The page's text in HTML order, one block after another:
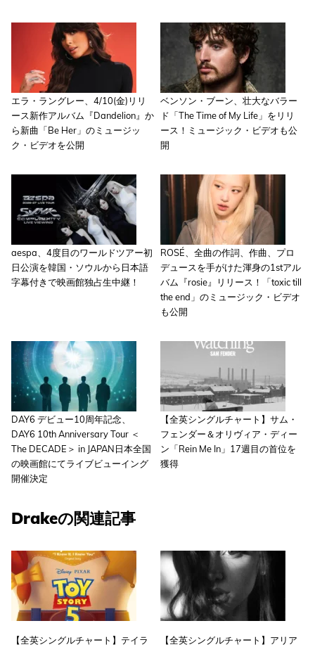
エラ・ラングレー、4/10(金)リリ
ース新作アルバム『Dandelion』か
ら新曲「Be Her」のミュージッ
ク・ビデオを公開
ベンソン・ブーン、壮大なバラー
ド「The Time of My Life」をリリ
ース！ミュージック・ビデオも公
開
aespa、4度目のワールドツアー初
日公演を韓国・ソウルから日本語
字幕付きで映画館独占生中継！
ROSÉ、全曲の作詞、作曲、プロ
デュースを手がけた渾身の1stアル
バム『rosie』リリース！「toxic till
the end」のミュージック・ビデオ
も公開
DAY6 デビュー10周年記念、
DAY6 10th Anniversary Tour ＜
The DECADE＞ in JAPAN日本全国
の映画館にてライブビューイング
開催決定
【全英シングルチャート】サム・
フェンダー＆オリヴィア・ディー
ン「Rein Me In」17週目の首位を
獲得
Drakeの関連記事
【全英シングルチャート】テイラ
【全英シングルチャート】アリア